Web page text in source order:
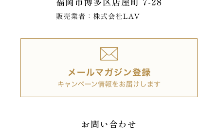
お問い合わせ